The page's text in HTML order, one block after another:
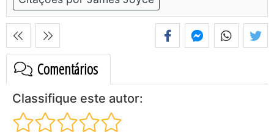
Comentários
Classifique este autor: